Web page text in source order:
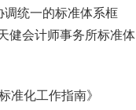
统一的标准体系框
健会计师事务所标准体
准化工作指南》